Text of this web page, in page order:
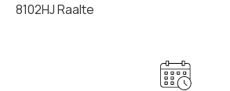
8102HJ Raalte